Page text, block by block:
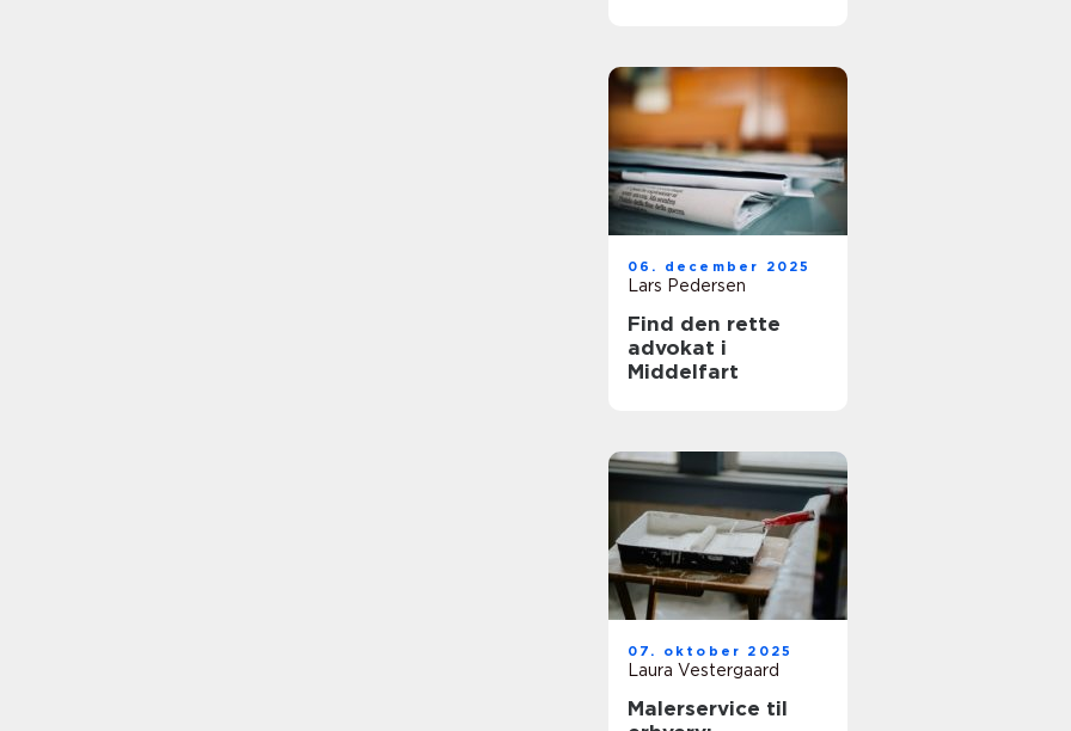
06. december 2025
Lars Pedersen
Find den rette
advokat i
Middelfart
07. oktober 2025
Laura Vestergaard
Malerservice til